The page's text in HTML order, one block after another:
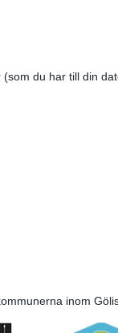
du har till din
inom